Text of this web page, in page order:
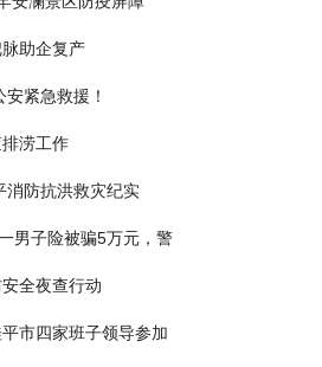
助企复产
紧急救援！
涝工作
防抗洪救灾纪实
男子险被骗5万元，警
全夜查行动
市四家班子领导参加